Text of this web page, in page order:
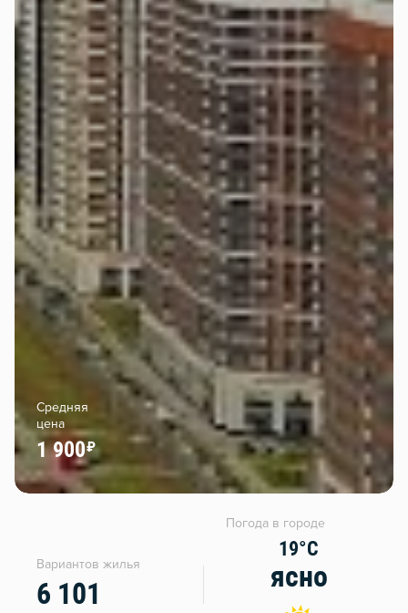
Средняя
цена
1 900
Вариантов жилья
6 101
Погода в городе
19°C
ясно